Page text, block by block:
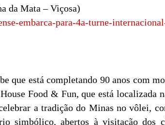
da Mata – Viçosa)
embarca-para-4a-turne-
que está completando 90 anos com
Food & Fun, que está localizada
a tradição do Minas no vôlei,
simbólico, abertos à visitação dos